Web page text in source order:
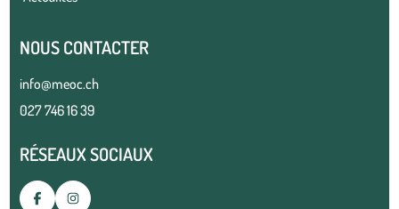
NOUS CONTACTER
info@meoc.ch
027 746 16 39
RÉSEAUX SOCIAUX